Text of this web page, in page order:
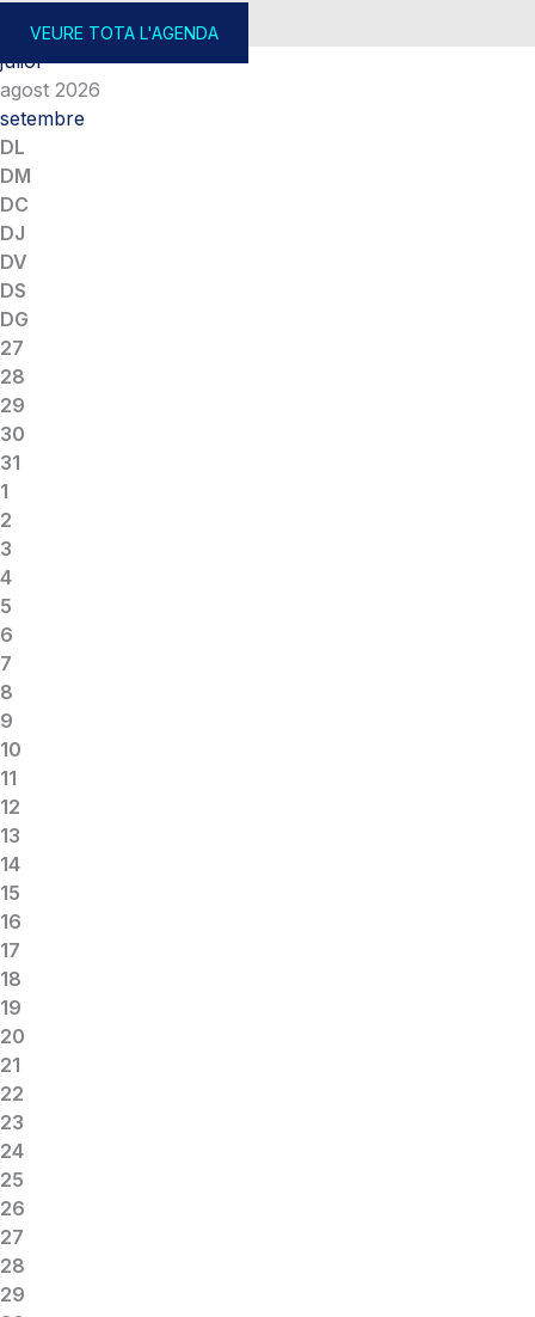
VEURE TOTA L'AGENDA
juliol
agost 2026
setembre
DL
DM
DC
DJ
DV
DS
DG
27
28
29
30
31
1
2
3
4
5
6
7
8
9
10
11
12
13
14
15
16
17
18
19
20
21
22
23
24
25
26
27
28
29